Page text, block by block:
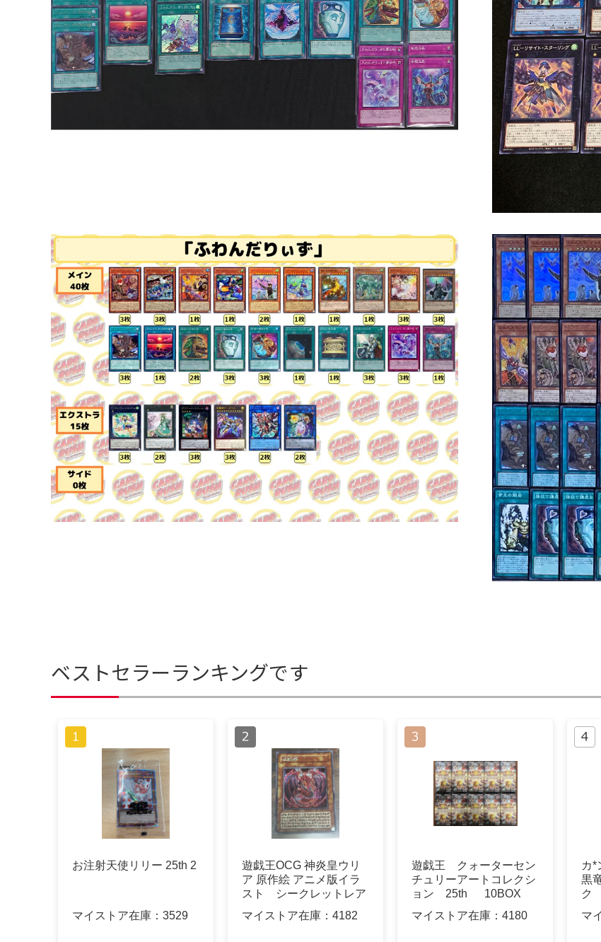
ベストセラーランキングです
お注射天使リリー 25th 2
マイストア在庫： 3529
遊戯王OCG 神炎皇ウリ
ア 原作絵 アニメ版イラ
スト シークレットレア
マイストア在庫： 4182
遊戯王 クォーターセン
チュリーアートコレクシ
ョン 25th 10BOX
マイストア在庫： 4180
カ*
黒
ク
マ